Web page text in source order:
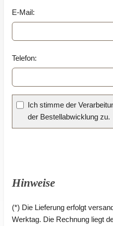
E-Mail:
Telefon:
Ich stimme der
der Bestellabwicklung zu.
Hinweise
(*) Die Lieferung erfolgt
Werktag. Die Rechnung liegt